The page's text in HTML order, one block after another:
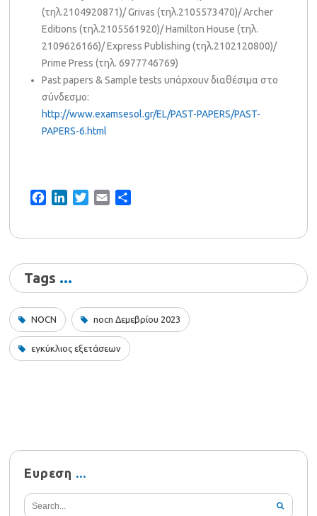
(τηλ.2104920871)/ Grivas (τηλ.2105573470)/ Archer
Editions (τηλ.2105561920)/ Hamilton House (τηλ.
2109626166)/ Express Publishing (τηλ.2102120800)/
Prime Press (τηλ. 6977746769)
Past papers & Sample tests υπάρχουν διαθέσιμα στο
σύνδεσμο:
http://www.examsesol.gr/EL/PAST-PAPERS/PAST-
PAPERS-6.html
FacebookLinkedInTwitterEmail
Tags
NOCN nocn Δεμεβρίου 2023
εγκύκλιος εξετάσεων
Ευρεση